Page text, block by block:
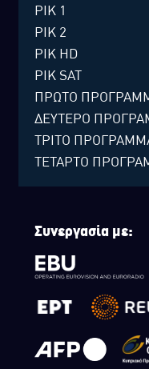
ΡΙΚ 1
ΡΙΚ 2
ΡΙΚ HD
ΡΙΚ SAT
ΠΡΩΤΟ
ΔΕΥΤΕΡΟ
ΤΡΙΤΟ
ΤΕΤΑΡΤΟ
Συνεργασία με: